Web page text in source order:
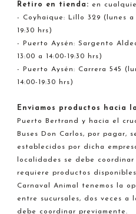
Retiro en tienda: en
- Coyhaique: Lillo 329 (lunes a
19:30 hrs)
- Puerto Aysén: Sargento
13:00 a 14:00-19:30 hrs)
- Puerto Aysén: Carrera 545
14:00-19:30 hrs)
Enviamos productos hacia
Puerto Bertrand y hacia el
Buses Don Carlos, por pagar,
establecidos por dicha
localidades se debe
requiere productos
Carnaval Animal tenemos la
entre sucursales, dos veces a
debe coordinar previamente.